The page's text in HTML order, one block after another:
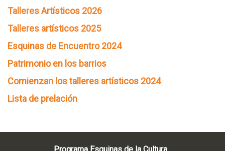
Talleres Artísticos 2026
Talleres artísticos 2025
Esquinas de Encuentro 2024
Patrimonio en los barrios
Comienzan los talleres artísticos 2024
Lista de prelación